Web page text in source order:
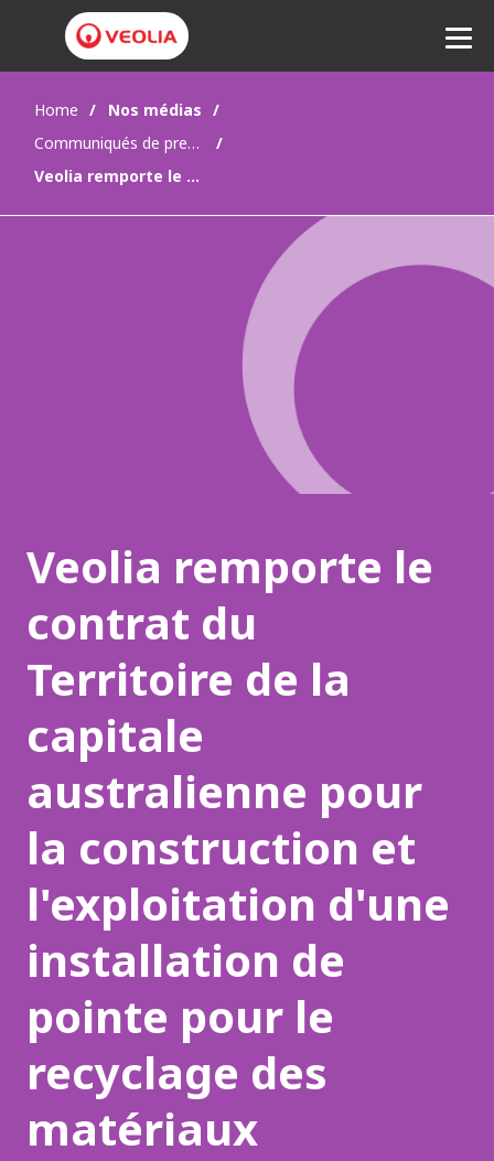
Home
Nos médias
Communiqués de presse
Veolia remporte le contrat du Territoire de la capitale australienne pour la construction et l'exploitation d'une installation de pointe pour le recyclage des matériaux
Veolia remporte le
contrat du
Territoire de la
capitale
australienne pour
la construction et
l'exploitation d'une
installation de
pointe pour le
recyclage des
matériaux